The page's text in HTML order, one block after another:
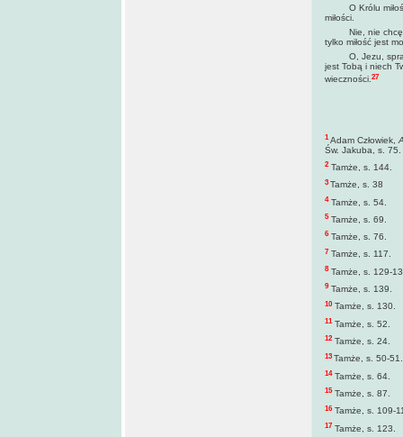
O Królu miłości!
miłości.
Nie, nie chcę
tylko miłość jest
O, Jezu, spraw,
jest Tobą i niech
wieczności.27
1Adam Człowiek,
Św. Jakuba, s. 75.
2Tamże, s. 144.
3 Tamże, s. 38
4Tamże, s. 54.
5Tamże, s. 69.
6 Tamże, s. 76.
7 Tamże, s. 117.
8Tamże, s. 129-
9 Tamże, s. 139.
10 Tamże, s. 130.
11Tamże, s. 52.
12Tamże, s. 24.
13 Tamże, s. 50-51.
14Tamże, s. 64.
15Tamże, s. 87.
16 Tamże, s. 109-
17 Tamże, s. 123.